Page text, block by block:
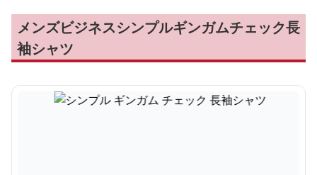
メンズビジネスシンプルギンガムチェック長
袖シャツ